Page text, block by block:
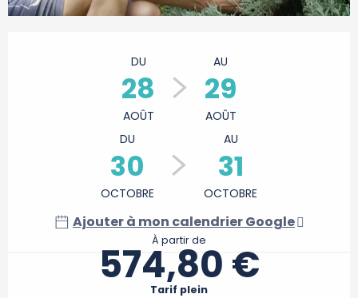
DU
28
AOÛT
AU
29
AOÛT
DU
30
OCTOBRE
AU
31
OCTOBRE
Ajouter à mon calendrier Google
À partir de
574,80 €
Tarif plein